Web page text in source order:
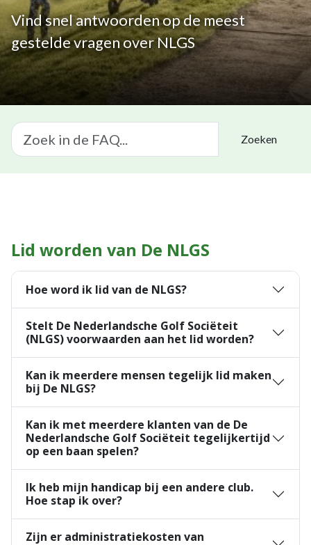
Vind snel antwoorden op de meest
gestelde vragen over NLGS
Zoeken
Lid worden van De NLGS
Hoe word ik lid van de NLGS?
Stelt De Nederlandsche Golf Sociëteit
(NLGS) voorwaarden aan het lid worden?
Kan ik meerdere mensen tegelijk lid maken
bij De NLGS?
Kan ik met meerdere klanten van de De
Nederlandsche Golf Sociëteit tegelijkertijd
op een baan spelen?
Ik heb mijn handicap bij een andere club.
Hoe stap ik over?
Zijn er administratiekosten van